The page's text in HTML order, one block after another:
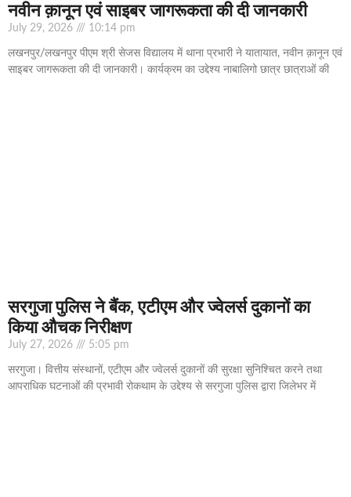
नवीन क़ानून एवं साइबर जागरूकता की दी जानकारी
July 29, 2026 10:14 pm
लखनपुर/लखनपुर पीएम श्री सेजस विद्यालय में थाना प्रभारी ने यातायात, नवीन क़ानून एवं
साइबर जागरूकता की दी जानकारी। कार्यक्रम का उद्देश्य नाबालिगो छात्र छात्राओं की
सरगुजा पुलिस ने बैंक, एटीएम और ज्वेलर्स दुकानों का
किया औचक निरीक्षण
July 27, 2026 5:05 pm
सरगुजा। वित्तीय संस्थानों, एटीएम और ज्वेलर्स दुकानों की सुरक्षा सुनिश्चित करने तथा
आपराधिक घटनाओं की प्रभावी रोकथाम के उद्देश्य से सरगुजा पुलिस द्वारा जिलेभर में